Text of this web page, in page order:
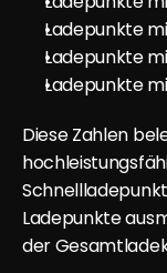
Ladepunkte
Ladepunkte
Ladepunkte
Diese Zahlen
Ladepunkte
der